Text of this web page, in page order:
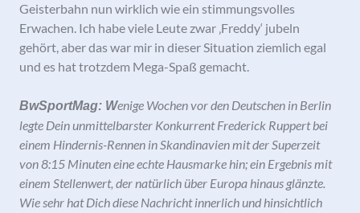
Geisterbahn nun wirklich wie ein stimmungsvolles
Erwachen. Ich habe viele Leute zwar ‚Freddy‘ jubeln
gehört, aber das war mir in dieser Situation ziemlich egal
und es hat trotzdem Mega-Spaß gemacht.
BwSportMag: Wenige Wochen vor den Deutschen in Berlin
legte Dein unmittelbarster Konkurrent Frederick Ruppert bei
einem Hindernis-Rennen in Skandinavien mit der Superzeit
von 8:15 Minuten eine echte Hausmarke hin; ein Ergebnis mit
einem Stellenwert, der natürlich über Europa hinaus glänzte.
Wie sehr hat Dich diese Nachricht innerlich und hinsichtlich